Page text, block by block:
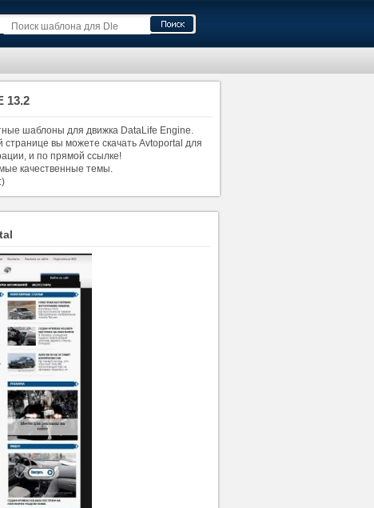
13.2
шаблоны для движка DataLife Engine.
вы можете скачать Avtoportal для
и по прямой ссылке!
качественные темы.